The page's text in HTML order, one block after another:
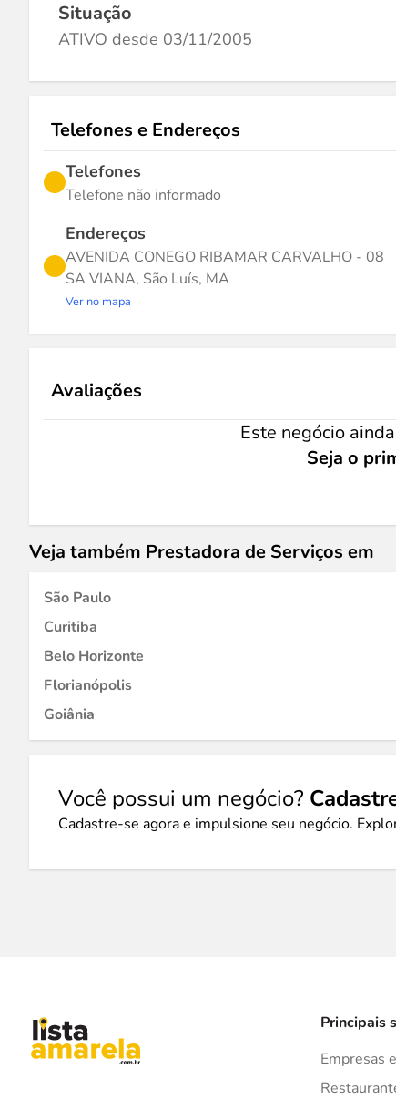
Situação
ATIVO desde 03/11/2005
Telefones e Endereços
Telefones
Telefone não informado
Endereços
AVENIDA CONEGO RIBAMAR CARVALHO - 08
SA VIANA, São Luís, MA
Ver no mapa
Avaliações
Este negócio
Seja o
Veja também Prestadora de Serviços em
São Paulo
Curitiba
Belo Horizonte
Florianópolis
Goiânia
Você possui um negócio?
Cadastre-se agora e impulsione seu negócio.
Principais
Empresas